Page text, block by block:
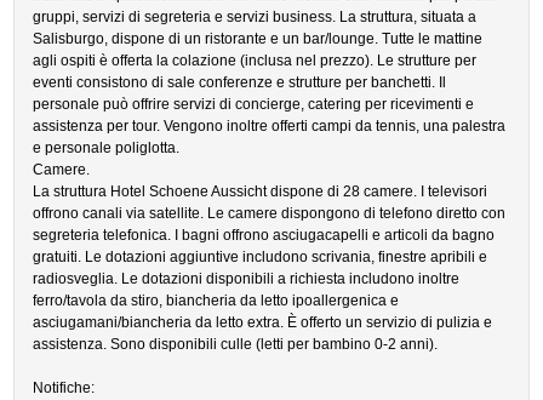
gruppi, servizi di segreteria e servizi business. La struttura, situata a
Salisburgo, dispone di un ristorante e un bar/lounge. Tutte le mattine
agli ospiti è offerta la colazione (inclusa nel prezzo). Le strutture per
eventi consistono di sale conferenze e strutture per banchetti. Il
personale può offrire servizi di concierge, catering per ricevimenti e
assistenza per tour. Vengono inoltre offerti campi da tennis, una palestra
e personale poliglotta.
Camere.
La struttura Hotel Schoene Aussicht dispone di 28 camere. I televisori
offrono canali via satellite. Le camere dispongono di telefono diretto con
segreteria telefonica. I bagni offrono asciugacapelli e articoli da bagno
gratuiti. Le dotazioni aggiuntive includono scrivania, finestre apribili e
radiosveglia. Le dotazioni disponibili a richiesta includono inoltre
ferro/tavola da stiro, biancheria da letto ipoallergenica e
asciugamani/biancheria da letto extra. È offerto un servizio di pulizia e
assistenza. Sono disponibili culle (letti per bambino 0-2 anni).
Notifiche: